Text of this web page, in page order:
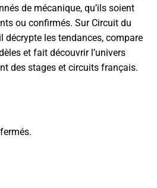
de mécanique, qu’ils soient
ou confirmés. Sur Circuit du
décrypte les tendances, compare
et fait découvrir l’univers
des stages et circuits français.